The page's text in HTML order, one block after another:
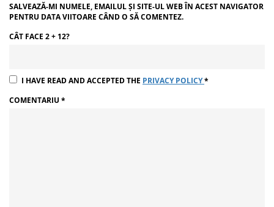
SALVEAZĂ-MI NUMELE, EMAILUL ȘI SITE-UL WEB ÎN ACEST NAVIGATOR
PENTRU DATA VIITOARE CÂND O SĂ COMENTEZ.
CÂT FACE 2 + 12?
I HAVE READ AND ACCEPTED THE PRIVACY POLICY*
COMENTARIU *